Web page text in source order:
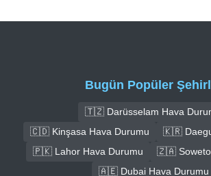
Bugün Popüler
🇹🇿 Darüsselam Hava
🇨🇩 Kinşasa Hava Durumu
🇰🇷
🇵🇰 Lahor Hava Durumu
🇿🇦 Soweto
🇦🇪 Dubai Hava Durumu